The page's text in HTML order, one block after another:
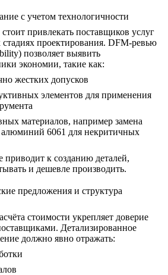
с учетом технологичности
привлекать поставщиков услуг
проектирования. DFM-ревью
позволяет выявить
экономии, такие как:
жестких допусков
элементов для применения
материалов, например замена
алюминий 6061 для некритичных
приводит к созданию деталей,
и дешевле производить.
предложения и структура
стоимости укрепляет доверие
Детализированное
должно явно отражать: